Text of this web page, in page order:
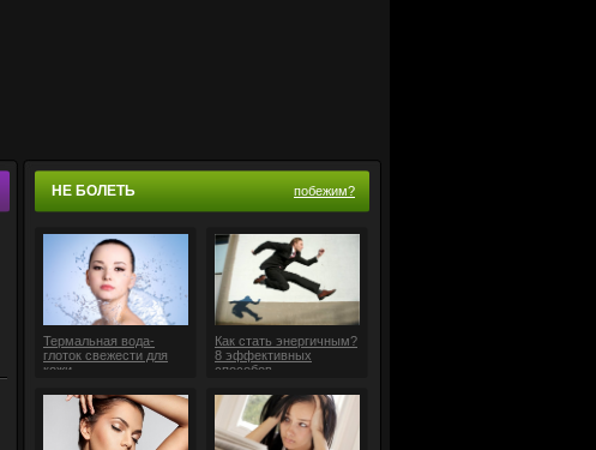
НЕ БОЛЕТЬ побежим?
Термальная вода-
глоток свежести для
кожи
Как стать энергичным?
8 эффективных
способов